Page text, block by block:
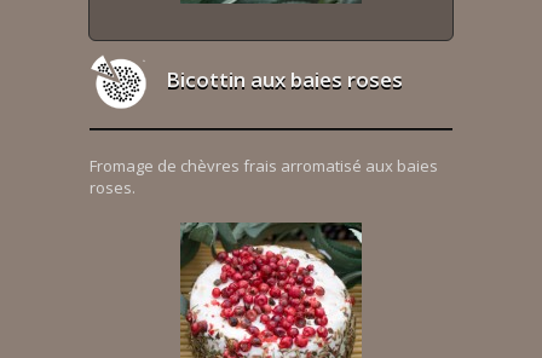
Bicottin aux baies roses
Fromage de chèvres frais arromatisé aux baies
roses.